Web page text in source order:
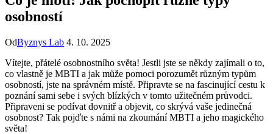
osobností
OdByznys Lab 4. 10. 2025
Vítejte, přátelé osobnostního světa! Jestli jste se někdy zajímali o to,
co vlastně je MBTI a jak může pomoci porozumět různým typům
osobností, jste na správném místě. Připravte se na fascinující cestu k
poznání sami sebe i svých blízkých v tomto užitečném průvodci.
Připraveni se podívat dovnitř a objevit, co skrývá vaše jedinečná
osobnost? Tak pojďte s námi na zkoumání MBTI a jeho magického
světa!